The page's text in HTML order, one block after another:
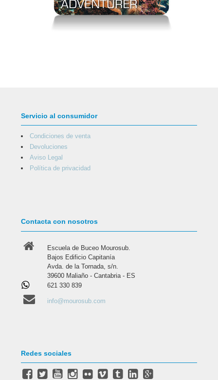
Servicio al consumidor
Condiciones de venta
Devoluciones
Aviso Legal
Política de privacidad
Contacta con nosotros
Escuela de Buceo Mourosub.
Bajos Edificio Capitanía
Avda. de la Tornada, s/n.
39600 Maliaño - Cantabria - ES
621 330 839
info@mourosub.com
Redes sociales